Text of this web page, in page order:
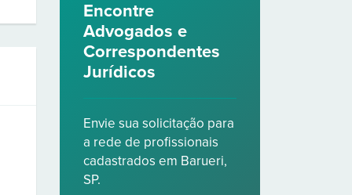
Encontre
Advogados e
Correspondentes
Jurídicos
Envie sua solicitação para
a rede de profissionais
cadastrados em Barueri,
SP.